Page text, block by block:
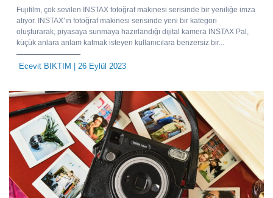
Fujifilm, çok sevilen INSTAX fotoğraf makinesi serisinde bir yeniliğe imza
atıyor. INSTAX’ın fotoğraf makinesi serisinde yeni bir kategori
oluşturarak, piyasaya sunmaya hazırlandığı dijital kamera INSTAX Pal,
küçük anlara anlam katmak isteyen kullanıcılara benzersiz bir...
Ecevit BIKTIM | 26 Eylül 2023